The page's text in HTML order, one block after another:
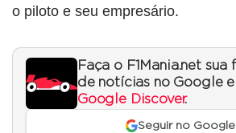
o piloto e seu empresário.
Faça o F1Mania.net
de notícias no Google
Google Discover.
Seguir no Google